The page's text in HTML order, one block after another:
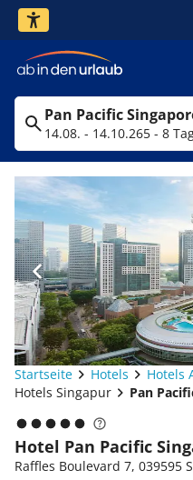
Pan Pacific
14.08. - 14.10.265 - 8
Startseite Hotels Hotels
Hotels Singapur
Pan
Hotel Pan Pacific
Raffles Boulevard 7, 039595